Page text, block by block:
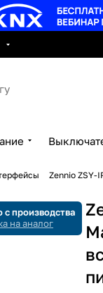
Zennio ZSY-
с производства
на аналог